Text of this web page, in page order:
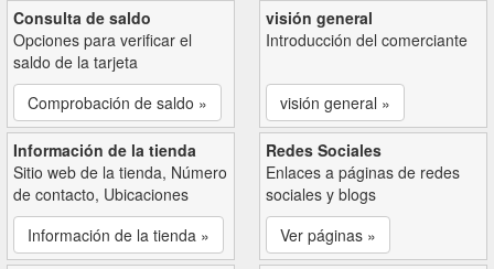
Consulta de saldo
Opciones para verificar el
saldo de la tarjeta
Comprobación de saldo »
visión general
Introducción del comerciante
visión general »
Información de la tienda
Sitio web de la tienda, Número
de contacto, Ubicaciones
Información de la tienda »
Redes Sociales
Enlaces a páginas de redes
sociales y blogs
Ver páginas »